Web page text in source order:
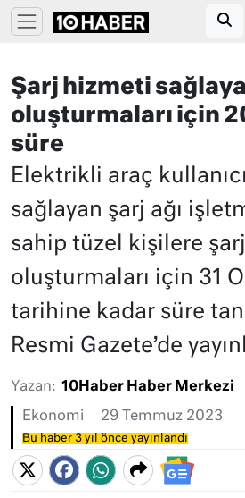
Şarj hizmeti
oluşturmaları için
süre
Elektrikli araç
sağlayan şarj ağı
sahip tüzel kişilere şarj
oluşturmaları için 31
tarihine kadar süre
Resmi Gazete’de
Yazan: 10Haber Haber Merkezi
Ekonomi 29 Temmuz 2023
Bu haber 3 yıl önce yayınlandı